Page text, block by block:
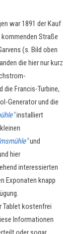
war 1891 der Kauf
Straße
(s. Bild oben
die hier nur kurz
Francis-Turbine,
Generator und die
installiert
und
hier
interessierten
Exponaten knapp
Tablet kostenfrei
Informationen